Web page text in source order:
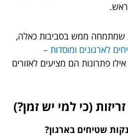
שמתמחה ממש בסביבות כאלה,
לארגונים ומוסדות –
אילו פתרונות הם מציעים לאזורים
(כי למי יש זמן?)
שטיחים בארגון?